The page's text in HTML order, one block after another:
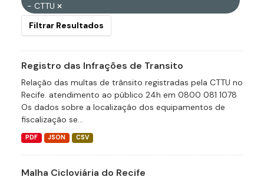
- CTTU
Filtrar Resultados
Registro das Infrações de Transito
Relação das multas de trânsito registradas pela CTTU no
Recife. atendimento ao público 24h em 0800 081 1078
Os dados sobre a localização dos equipamentos de
fiscalização se...
PDF JSON CSV
Malha Cicloviária do Recife